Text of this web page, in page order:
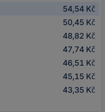
54,54 Kč
50,45 Kč
48,82 Kč
47,74 Kč
46,51 Kč
45,15 Kč
43,35 Kč